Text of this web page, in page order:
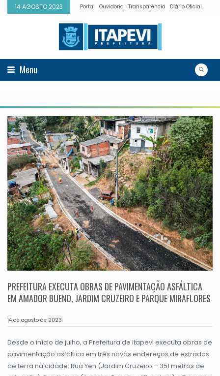
14 AGOSTO 2023 Portal Ouvidoria Transparência Diário Oficial
Menu
PREFEITURA EXECUTA OBRAS DE PAVIMENTAÇÃO ASFÁLTICA
EM AMADOR BUENO, JARDIM CRUZEIRO E PARQUE MIRAFLORES
14 de agosto de 2023
Desde o início de julho, a Prefeitura de Itapevi executa obras de
pavimentação asfáltica em três novos endereços de estradas
de terra na cidade: Rua Yen (Jardim Cruzeiro – 351 metros de